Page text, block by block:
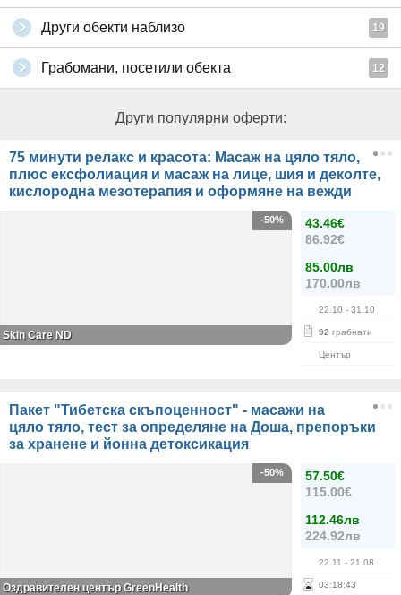
Други обекти наблизо 19
Грабомани, посетили обекта 12
Други популярни оферти:
75 минути релакс и красота: Масаж на цяло тяло,
плюс ексфолиация и масаж на лице, шия и деколте,
кислородна мезотерапия и оформяне на вежди
43.46€
86.92€
85.00лв
170.00лв
22.10 - 31.10
92 грабнати
Център
-50%
Skin Care ND
Пакет "Тибетска скъпоценност" - масажи на
цяло тяло, тест за определяне на Доша, препоръки
за хранене и йонна детоксикация
57.50€
115.00€
112.46лв
224.92лв
22.11 - 21.08
03:18:43
-50%
Оздравителен център GreenHealth